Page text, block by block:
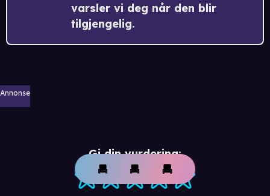
varsler vi deg når den blir
tilgjengelig.
Annonse
Gi din vurdering: